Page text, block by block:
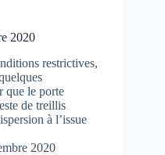
2020
restrictives,
que le porte
de treillis
à l’issue
2020